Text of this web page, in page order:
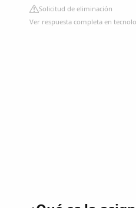
Solicitud de eliminación
Ver respuesta completa en